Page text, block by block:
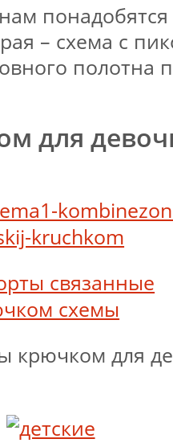
– схема с
полотна
для